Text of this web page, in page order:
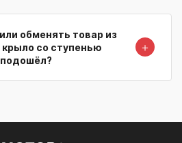
обменять товар из
со ступенью
подошёл?
＋